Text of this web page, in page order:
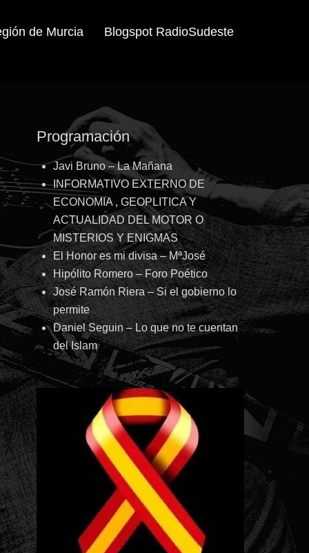
de Murcia Blogspot RadioSudeste
Programación
Javi Bruno – La Mañana
INFORMATIVO EXTERNO DE
ECONOMIA , GEOPLITICA Y
ACTUALIDAD DEL MOTOR O
MISTERIOS Y ENIGMAS
El Honor es mi divisa – MªJosé
Hipólito Romero – Foro Poético
José Ramón Riera – Si el gobierno lo
permite
Daniel Seguin – Lo que no te cuentan
del Islam